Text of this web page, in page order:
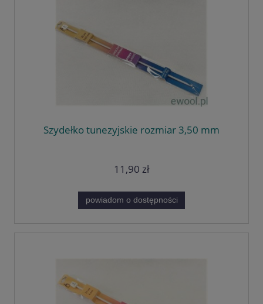
Szydełko tunezyjskie rozmiar 3,50 mm
11,90 zł
powiadom o dostępności